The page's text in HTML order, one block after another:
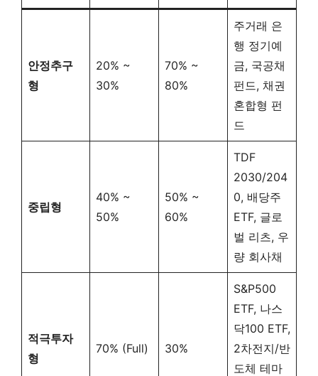
안정추구
형
20% ~
30%
70% ~
80%
주거래 은
행 정기예
금, 국공채
펀드, 채권
혼합형 펀
드
중립형
40% ~
50%
50% ~
60%
TDF
2030/204
0, 배당주
ETF, 글로
벌 리츠, 우
량 회사채
적극투자
형
70% (Full) 30%
S&P500
ETF, 나스
닥100 ETF,
2차전지/반
도체 테마